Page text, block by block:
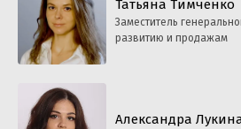
Татьяна Тимченко
Заместитель
развитию и продажам
Александра